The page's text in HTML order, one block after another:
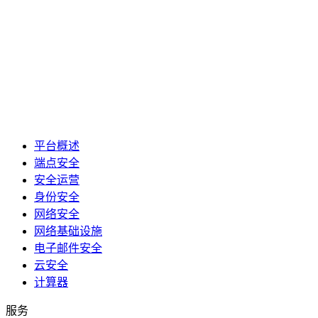
平台概述
端点安全
安全运营
身份安全
网络安全
网络基础设施
电子邮件安全
云安全
计算器
服务